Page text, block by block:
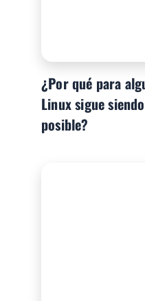
¿Por qué para
Linux sigue
posible?